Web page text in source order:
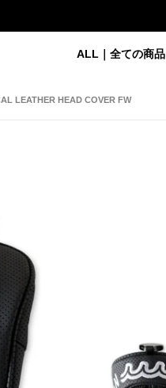
ALL｜全ての商品
LEATHER HEAD COVER FW